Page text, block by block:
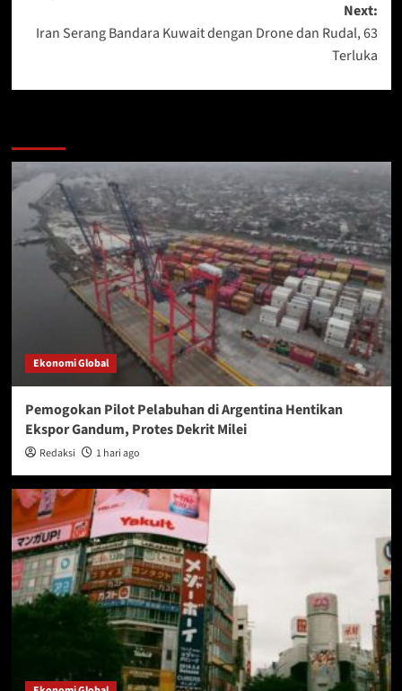
Next:
Iran Serang Bandara Kuwait dengan Drone dan Rudal, 63
Terluka
Ekonomi Global
Pemogokan Pilot Pelabuhan di Argentina Hentikan
Ekspor Gandum, Protes Dekrit Milei
Redaksi 1 hari ago